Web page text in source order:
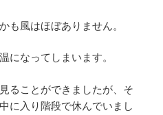
も風はほぼありません。
になってしまいます。
ることができましたが、そ
に入り階段で休んでいまし